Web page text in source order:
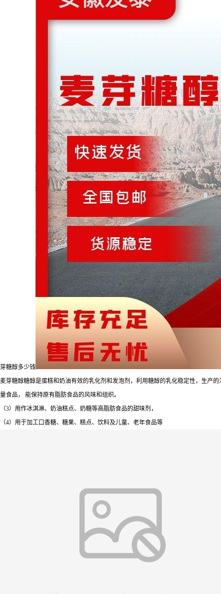
芽糖醇多少钱
麦芽糖醇糖醇是蛋糕和奶油有效的乳化剂和发泡剂，利用糖醇的乳化稳定性，生产
量食品， 能保持原有脂肪食品的风味和组织。
（3）用作冰淇淋、奶油糕点、奶糖等高脂肪食品的甜味剂，
（4）用于加工口香糖、糖果、糕点、饮料及儿童、老年食品等